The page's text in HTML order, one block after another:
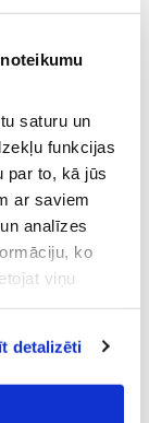
saturu un
funkcijas
par to, kā jūs
ar saviem
analīzes
ko
viņu
detalizēti